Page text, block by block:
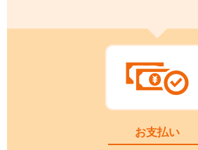
お支払い